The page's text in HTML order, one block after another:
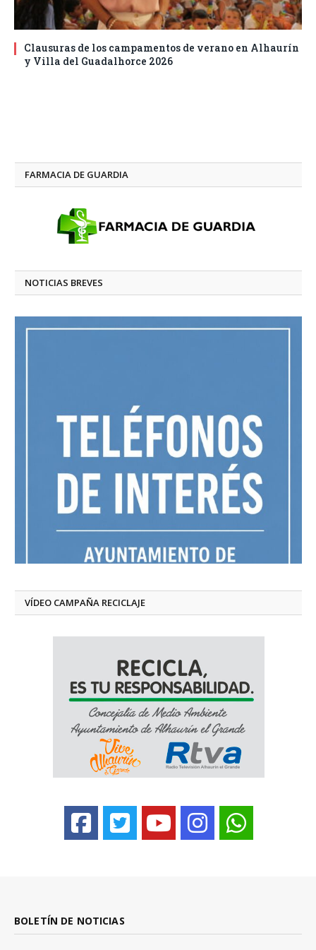
Clausuras de los campamentos de verano en Alhaurín
y Villa del Guadalhorce 2026
FARMACIA DE GUARDIA
NOTICIAS BREVES
VÍDEO CAMPAÑA RECICLAJE
BOLETÍN DE NOTICIAS